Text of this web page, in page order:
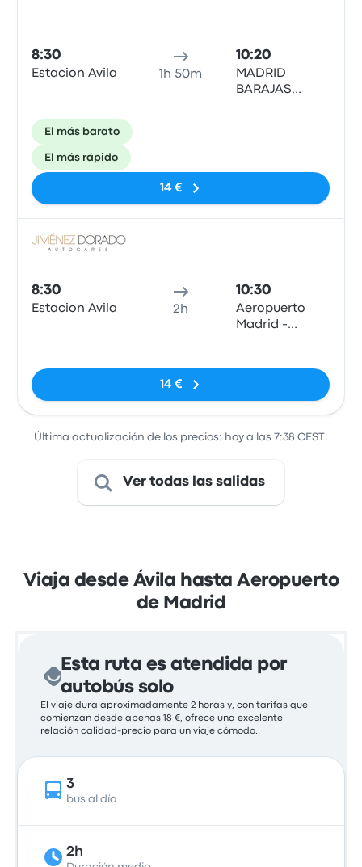
8:30
Estacion Avila 1h 50m
10:20
MADRID
BARAJAS
El más barato
El más rápido
14 €
8:30
Estacion Avila 2h
10:30
Aeropuerto
Madrid -
14 €
Última actualización de los precios: hoy a las 7:38 CEST.
Ver todas las salidas
Viaja desde Ávila hasta Aeropuerto
de Madrid
Esta ruta es atendida por
autobús solo
El viaje dura aproximadamente 2 horas y, con tarifas que
comienzan desde apenas 18 €, ofrece una excelente
relación calidad-precio para un viaje cómodo.
3
bus al día
2h